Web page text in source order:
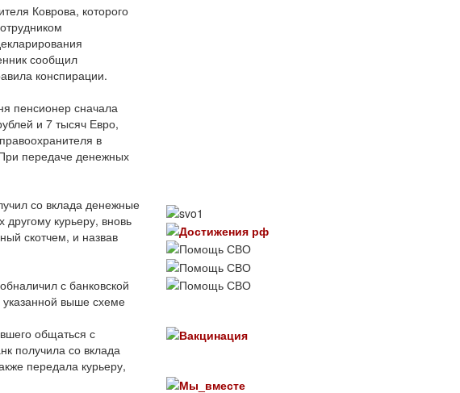
Коврова, которого
сообщил
конспирации.
пенсионер сначала
и 7 тысяч Евро,
в
передаче денежных
со вклада денежные
курьеру, вновь
скотчем, и назвав
с банковской
выше схеме
общаться с
получила со вклада
передала курьеру,